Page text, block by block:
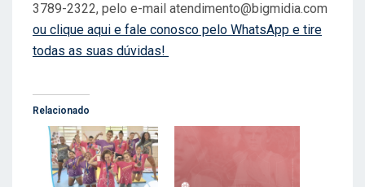
3789-2322, pelo e-mail atendimento@bigmidia.com
ou clique aqui e fale conosco pelo WhatsApp e tire
todas as suas dúvidas!
Relacionado